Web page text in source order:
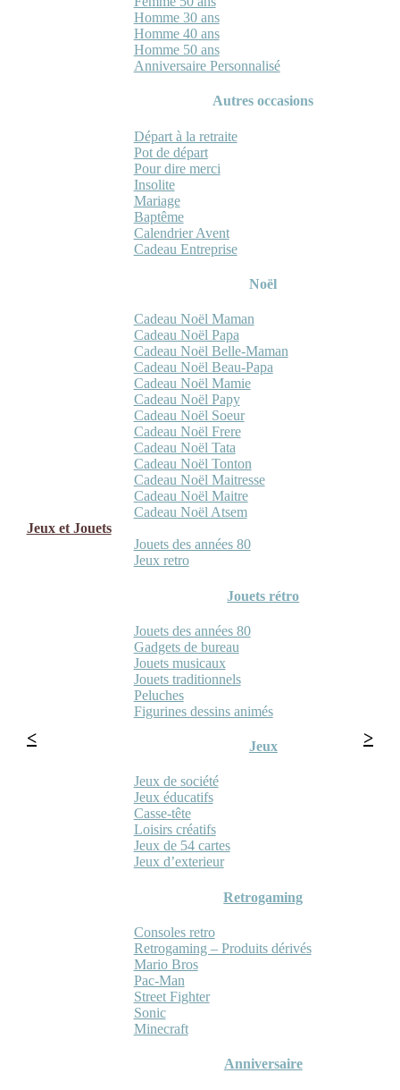
Homme 30 ans
Homme 40 ans
Homme 50 ans
Anniversaire Personnalisé
Autres occasions
Départ à la retraite
Pot de départ
Pour dire merci
Insolite
Mariage
Baptême
Calendrier Avent
Cadeau Entreprise
Noël
Cadeau Noël Maman
Cadeau Noël Papa
Cadeau Noël Belle-Maman
Cadeau Noël Beau-Papa
Cadeau Noël Mamie
Cadeau Noël Papy
Cadeau Noël Soeur
Cadeau Noël Frere
Cadeau Noël Tata
Cadeau Noël Tonton
Cadeau Noël Maitresse
Cadeau Noël Maitre
Cadeau Noël Atsem
Jeux et Jouets
Jouets des années 80
Jeux retro
Jouets rétro
Jouets des années 80
Gadgets de bureau
Jouets musicaux
Jouets traditionnels
Peluches
Figurines dessins animés
Jeux
Jeux de société
Jeux éducatifs
Casse-tête
Loisirs créatifs
Jeux de 54 cartes
Jeux d’exterieur
Retrogaming
Consoles retro
Retrogaming – Produits dérivés
Mario Bros
Pac-Man
Street Fighter
Sonic
Minecraft
Anniversaire